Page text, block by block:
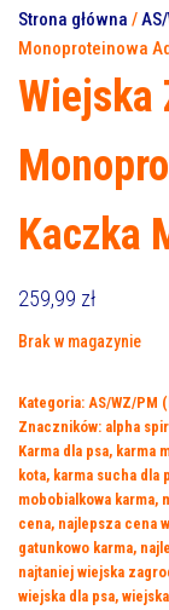
Strona główna /
Monoproteinowa
Wiejska
Kaczka
259,99 zł
Brak w magazynie
Kategoria: AS/WZ/PM
Znaczników: alpha
Karma dla psa, karma
kota, karma sucha dla
mobobialkowa karma,
cena, najlepsza cena
gatunkowo karma,
najtaniej wiejska
wiejska dla psa,